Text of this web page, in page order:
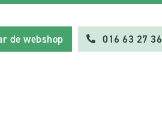
de webshop 016 63 27 36